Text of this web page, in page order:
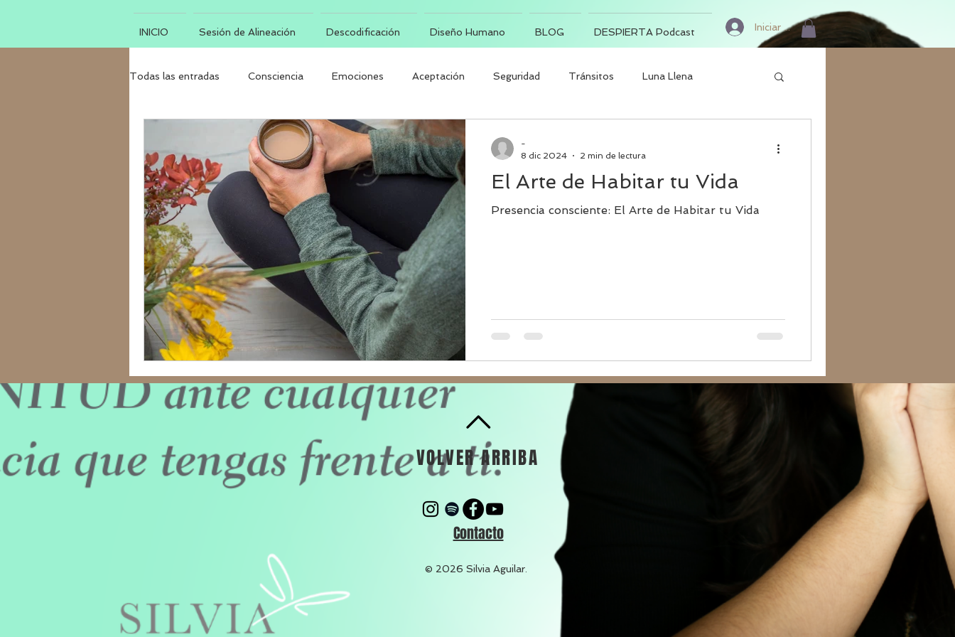
INICIO Sesión de Alineación Descodificación Diseño Humano BLOG DESPIERTA Podcast Iniciar sesión
Todas las entradas Consciencia Emociones Aceptación Seguridad Tránsitos Luna Llena
El Arte de Habitar tu Vida
Presencia consciente: El Arte de Habitar tu Vida
-
8 dic 2024
2 min de lectura
VOLVER ARRIBA
Contacto
© 2026 Silvia Aguilar.